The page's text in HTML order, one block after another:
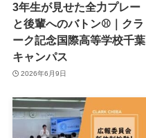
3年生が見せた全力プレー
と後輩へのバトン⚾｜クラ
ーク記念国際高等学校千葉
キャンパス
2026年6月9日